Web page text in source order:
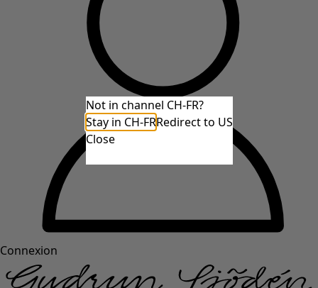
Connexion
Not in channel CH-FR?
Stay in CH-FRRedirect to US
Close